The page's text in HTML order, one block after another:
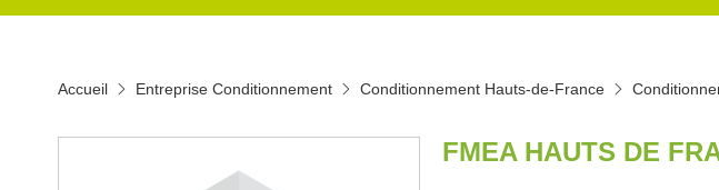
Accueil Entreprise Conditionnement Conditionnement Hauts-de-France
FMEA HAUTS DE